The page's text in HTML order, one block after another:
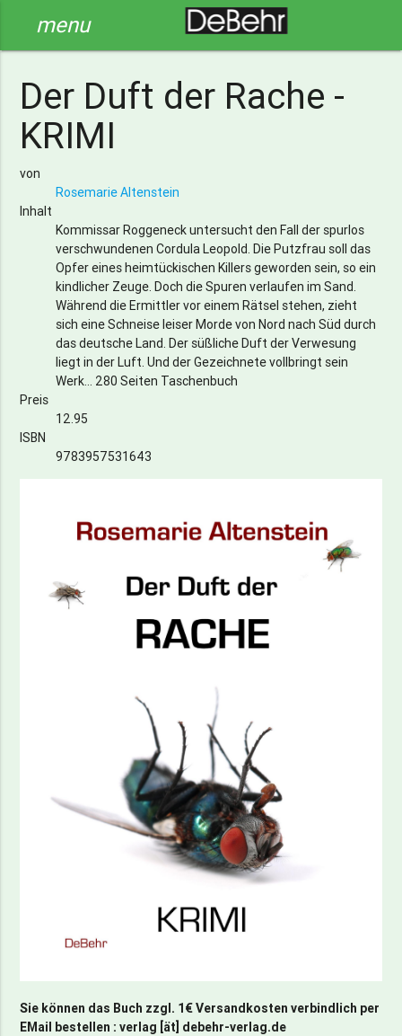
menu
Der Duft der Rache -
KRIMI
von
Rosemarie Altenstein
Inhalt
Kommissar Roggeneck untersucht den Fall der spurlos
verschwundenen Cordula Leopold. Die Putzfrau soll das
Opfer eines heimtückischen Killers geworden sein, so ein
kindlicher Zeuge. Doch die Spuren verlaufen im Sand.
Während die Ermittler vor einem Rätsel stehen, zieht
sich eine Schneise leiser Morde von Nord nach Süd durch
das deutsche Land. Der süßliche Duft der Verwesung
liegt in der Luft. Und der Gezeichnete vollbringt sein
Werk... 280 Seiten Taschenbuch
Preis
12.95
ISBN
9783957531643
Sie können das Buch zzgl. 1€ Versandkosten verbindlich per
EMail bestellen : verlag [ät] debehr-verlag.de